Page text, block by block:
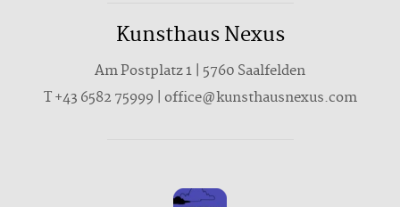
Kunsthaus Nexus
Am Postplatz 1 | 5760 Saalfelden
T+43 6582 75999 | office@kunsthausnexus.com